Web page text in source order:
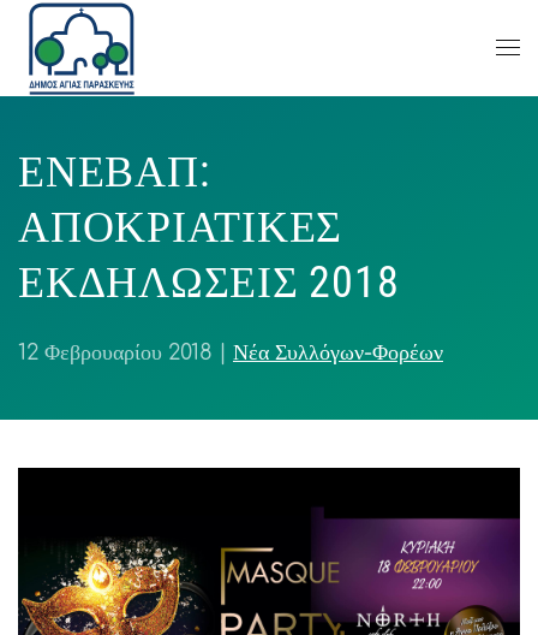
ΕΝΕΒΑΠ:
ΑΠΟΚΡΙΑΤΙΚΕΣ
ΕΚΔΗΛΩΣΕΙΣ 2018
12 Φεβρουαρίου 2018 Νέα Συλλόγων-Φορέων